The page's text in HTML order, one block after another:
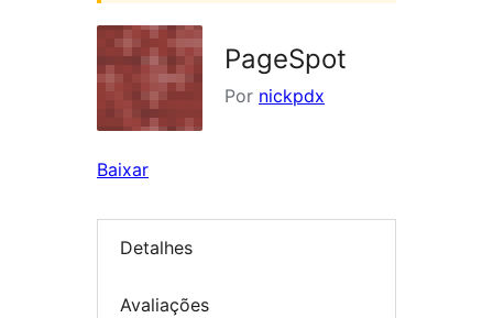
PageSpot
Por nickpdx
Baixar
Detalhes
Avaliações